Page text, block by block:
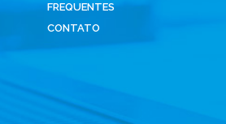
FREQUENTES
CONTATO